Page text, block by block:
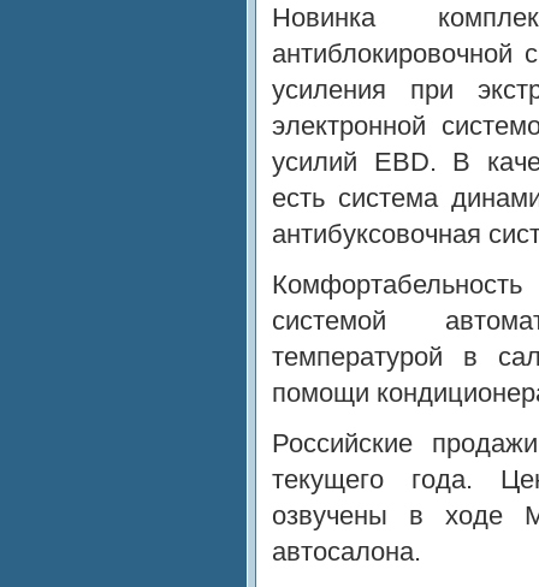
Новинка
антиблокировочной
усиления при
электронной
усилий EBD. В
есть система
антибуксовочная
системой
температурой в
помощи
Российские
текущего года.
озвучены в ходе
автосалона.